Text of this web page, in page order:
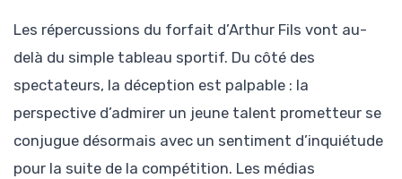
Les répercussions du forfait d’Arthur Fils vont au-
delà du simple tableau sportif. Du côté des
spectateurs, la déception est palpable : la
perspective d’admirer un jeune talent prometteur se
conjugue désormais avec un sentiment d’inquiétude
pour la suite de la compétition. Les médias